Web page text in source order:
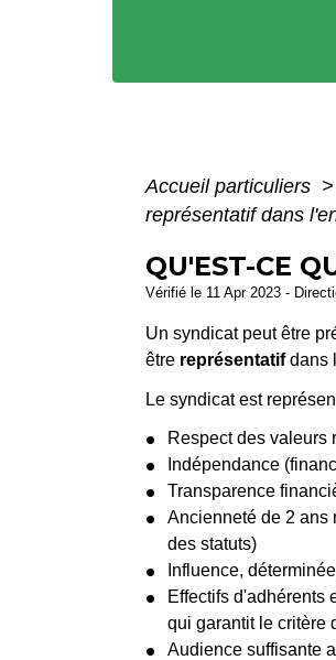
Accueil particuliers >
représentatif dans
QU'EST-CE
Vérifié le 11 Apr 2023 -
Un syndicat peut être
être représentatifdans
Le syndicat est
Respect des valeurs
Indépendance
Transparence
Ancienneté de 2 ans
des statuts)
Influence,
Effectifs d'adhérents
qui garantit le critère
Audience suffisante